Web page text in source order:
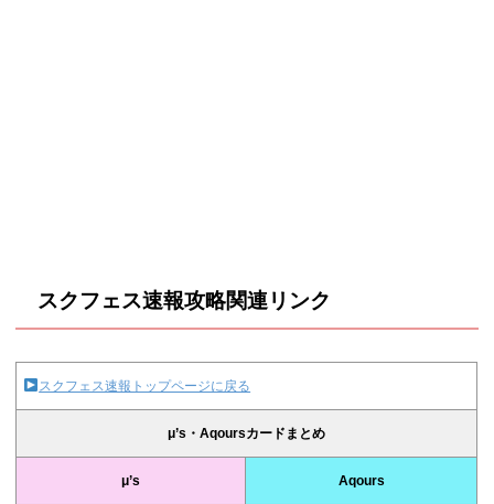
スクフェス速報攻略関連リンク
スクフェス速報トップページに戻る
μ’s・Aqoursカードまとめ
μ’s Aqours